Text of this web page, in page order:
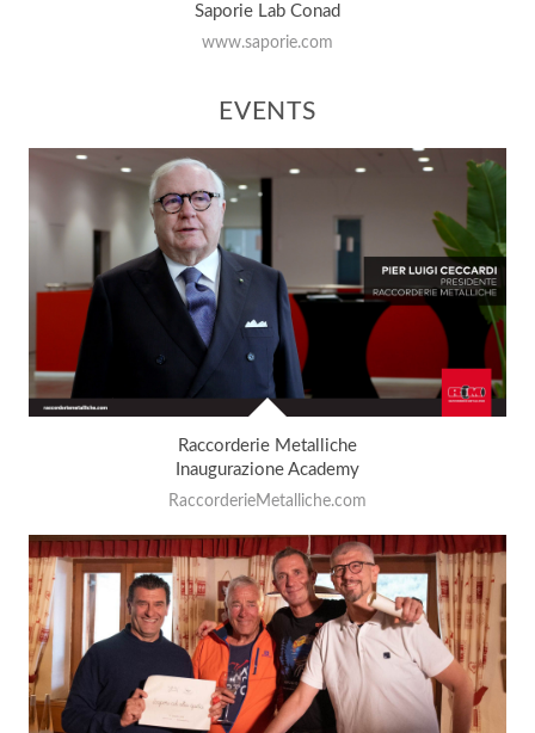
Saporie Lab Conad
www.saporie.com
EVENTS
Raccorderie Metalliche
Inaugurazione Academy
RaccorderieMetalliche.com